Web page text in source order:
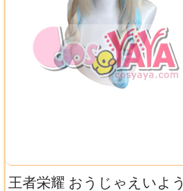
王者栄耀 おうじゃえいよう